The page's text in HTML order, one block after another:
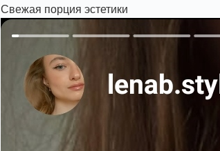
Свежая порция эстетики